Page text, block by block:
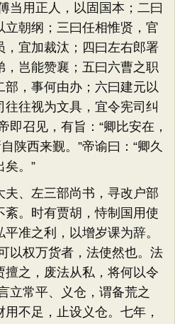
当用正人，以固国本；二曰
立朝纲；三曰任相惟贤，官
宜加裁汰；四曰左右郎署
，岂能赞襄；五曰六曹之职
，事何由办；六曰建元以
往视为文具，宜令宪司纠
即召见，有旨：“卿比安在，
陕西来觐。”帝谕曰：“卿久
矣。”
、左三部尚书，寻改户部
紊。时有贾胡，恃制国用使
准之利，以增岁课为辞。
以权万货者，法使然也。法
之，废法从私，将何以令
立常平、义仓，谓备荒之
不足，止设义仓。七年，